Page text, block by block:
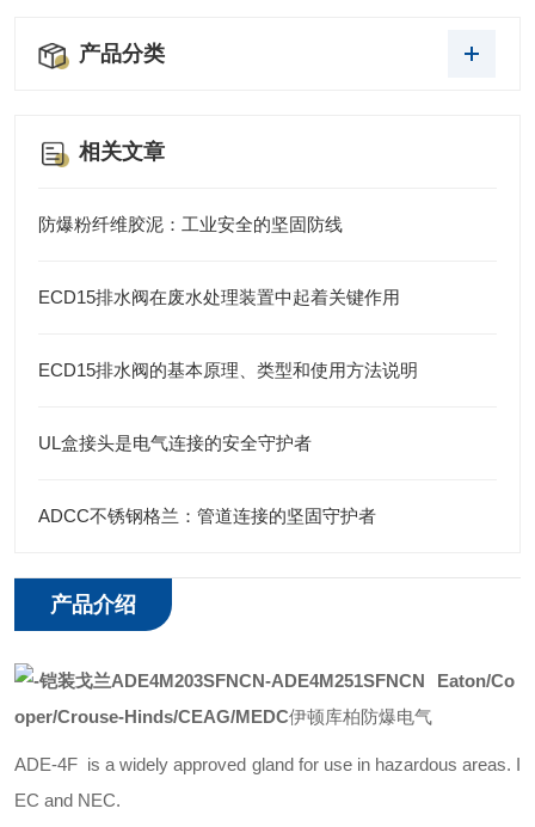
产品分类
相关文章
防爆粉纤维胶泥：工业安全的坚固防线
ECD15排水阀在废水处理装置中起着关键作用
ECD15排水阀的基本原理、类型和使用方法说明
UL盒接头是电气连接的安全守护者
ADCC不锈钢格兰：管道连接的坚固守护者
产品介绍
Eaton/Co
oper/Crouse-Hinds/CEAG/MEDC伊顿库柏防爆电气
ADE-4F is a widely approved gland for use in hazardous areas. I
EC and NEC.